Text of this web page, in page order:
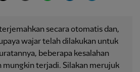
secara otomatis dan,
wajar telah dilakukan untuk
beberapa kesalahan
mungkin terjadi. Silakan merujuk